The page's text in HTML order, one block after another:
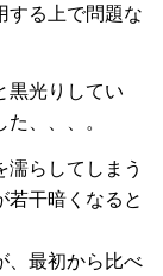
する上で問題な
黒光りしてい
、、、。
らしてしまう
若干暗くなると
、最初から比べ